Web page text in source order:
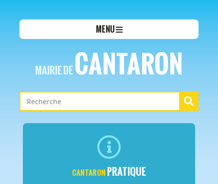
MENU
MAIRIE DECANTARON
CANTARON PRATIQUE